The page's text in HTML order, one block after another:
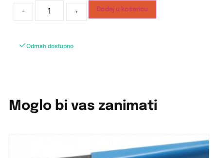
- + Dodaj u košaricu
Odmah dostupno
Moglo bi vas zanimati